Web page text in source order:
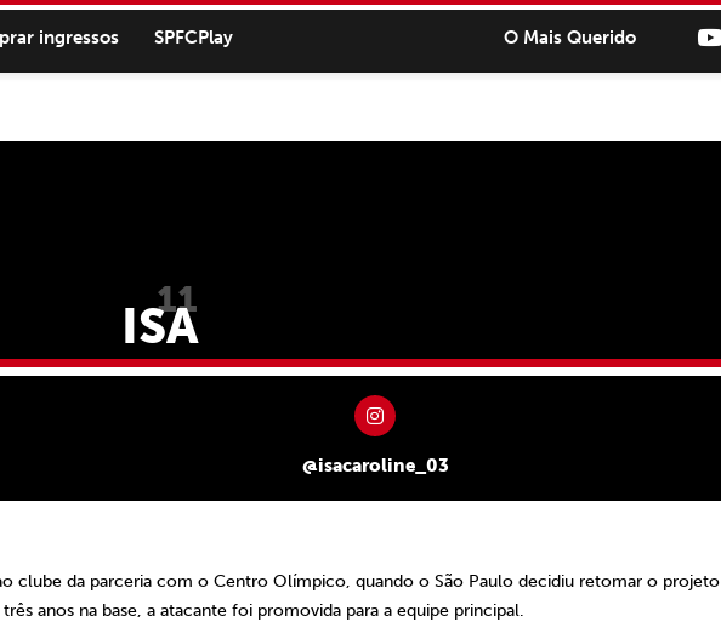
ingressos SPFCPlay O Mais Querido
11
ISA
@isacaroline_03
clube da parceria com o Centro Olímpico, quando o São Paulo decidiu retomar o projeto
anos na base, a atacante foi promovida para a equipe principal.